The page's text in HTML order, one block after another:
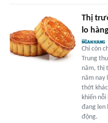
Thị
lo
Chỉ còn
Trung
năm, thị
năm nay
thớt
khiến
đang len
động.